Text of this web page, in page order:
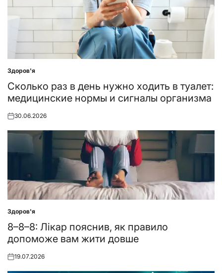
Posted
in
Здоров'я
Сколько раз в день нужно ходить в туалет:
медицинские нормы и сигналы организма
Posted
30.06.2026
Posted
in
Здоров'я
8–8–8: Лікар пояснив, як правило
допоможе вам жити довше
Posted
19.07.2026